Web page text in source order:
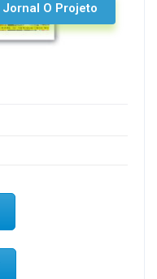
Jornal O Projeto